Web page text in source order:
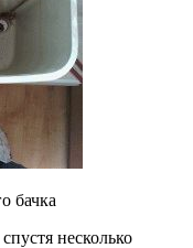
бачка
несколько